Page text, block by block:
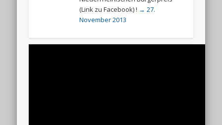
(Link zu Facebook) ! → 27.
November 2013